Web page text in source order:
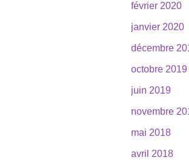
février 2020
janvier 2020
décembre
octobre 2019
juin 2019
novembre
mai 2018
avril 2018